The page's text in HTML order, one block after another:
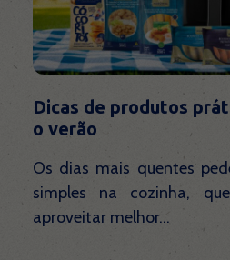
Dicas de produtos
o verão
Os dias mais quentes
simples na cozinha,
aproveitar melhor...